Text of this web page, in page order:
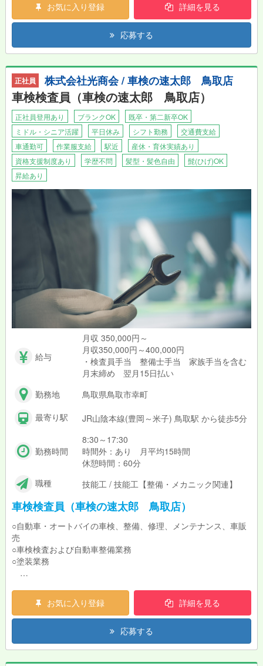
お気に入り登録 詳細を見る
応募する
正社員 株式会社光商会 / 車検の速太郎 鳥取店
車検検査員（車検の速太郎 鳥取店）
正社員登用あり ブランクOK
既卒・第二新卒OK
ミドル・シニア活躍
平日休み シフト勤務
交通費支給
車通勤可
作業服支給 駅近
産休・育休実績あり
資格支援制度あり
学歴不問 髪型・髪色自由
髭(ひげ)OK
昇給あり
給与
月収 350,000円～
月収350,000円～400,000円
・検査員手当 整備士手当 家族手当を含む
月末締め 翌月15日払い
勤務地
鳥取県鳥取市幸町
最寄り駅
JR山陰本線(豊岡～米子) 鳥取駅 から徒歩5分
勤務時間
8:30～17:30
時間外：あり 月平均15時間
休憩時間：60分
職種
技能工 / 技能工【整備・メカニック関連】
車検検査員（車検の速太郎 鳥取店）
○自動車・オートバイの車検、整備、修理、メンテナンス、車販
売
○車検検査および自動車整備業務
○塗装業務
お気に入り登録
詳細を見る
応募する